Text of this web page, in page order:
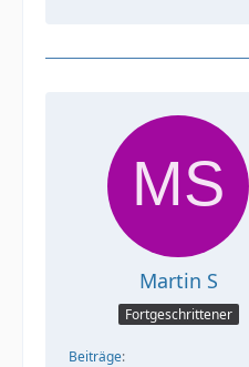
Martin S
Fortgeschrittener
Beiträge